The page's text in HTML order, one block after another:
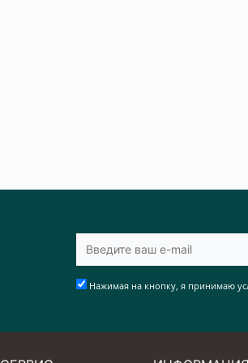
Нажимая на кнопку, я принимаю